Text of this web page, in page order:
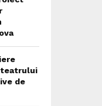
teatrului
de